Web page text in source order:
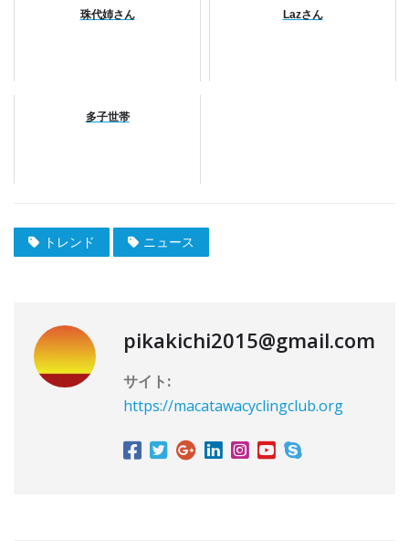
珠代姉さん Lazさん
多子世帯
トレンド ニュース
pikakichi2015@gmail.com
サイト:
https://macatawacyclingclub.org